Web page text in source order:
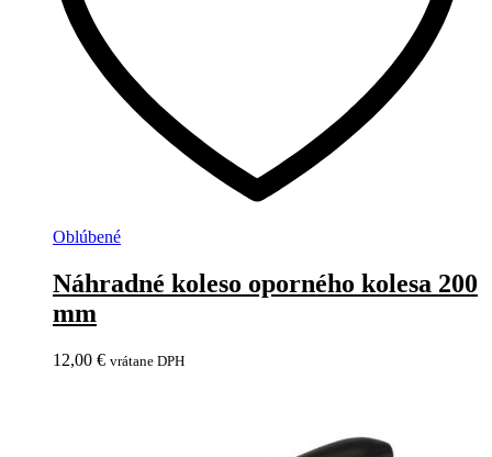
Oblúbené
Náhradné koleso oporného kolesa 200
mm
12,00 € vrátane DPH